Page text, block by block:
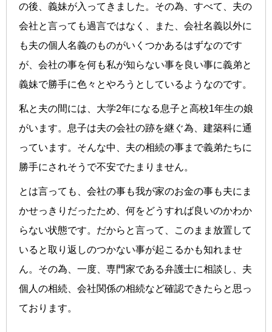
の後、義妹が入ってきました。その為、すべて、夫の
会社と言っても過言ではなく、また、会社名義以外に
も夫の個人名義のものがいくつかあるはずなのです
が、会社の事を何も私が知らない事を良い事に義弟と
義妹で勝手に色々とやろうとしているようなのです。
私と夫の間には、大学2年になる息子と高校1年生の娘
がいます。息子は夫の会社の跡を継ぐ為、建築科に通
っています。そんな中、夫の相続の事まで義弟たちに
勝手にされそうで不安でたまりません。
とは言っても、会社の事も我が家のお金の事も夫にま
かせっきりだったため、何をどうすれば良いのかわか
らない状態です。だからと言って、このまま放置して
いると取り返しのつかない事が起こるかも知れませ
ん。その為、一度、専門家である弁護士に相談し、夫
個人の相続、会社関係の相続など確認できたらと思っ
ております。